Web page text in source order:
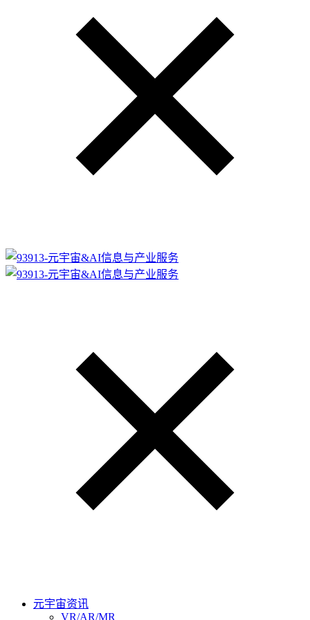
元宇宙资讯
VR/AR/MR